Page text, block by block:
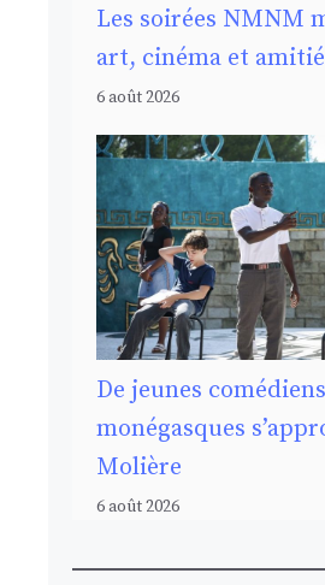
Les soirées NMNM
art, cinéma et amitié
6 août 2026
De jeunes comédiens
monégasques
Molière
6 août 2026